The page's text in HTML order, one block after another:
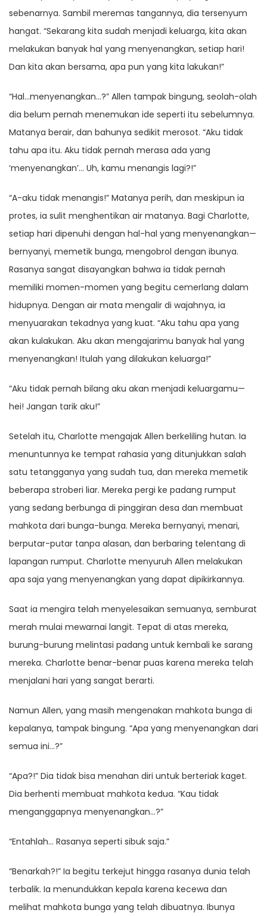
sebenarnya. Sambil meremas tangannya, dia tersenyum
hangat. “Sekarang kita sudah menjadi keluarga, kita akan
melakukan banyak hal yang menyenangkan, setiap hari!
Dan kita akan bersama, apa pun yang kita lakukan!”
“Hal…menyenangkan…?” Allen tampak bingung, seolah-olah
dia belum pernah menemukan ide seperti itu sebelumnya.
Matanya berair, dan bahunya sedikit merosot. “Aku tidak
tahu apa itu. Aku tidak pernah merasa ada yang
‘menyenangkan’… Uh, kamu menangis lagi?!”
“A-aku tidak menangis!” Matanya perih, dan meskipun ia
protes, ia sulit menghentikan air matanya. Bagi Charlotte,
setiap hari dipenuhi dengan hal-hal yang menyenangkan—
bernyanyi, memetik bunga, mengobrol dengan ibunya.
Rasanya sangat disayangkan bahwa ia tidak pernah
memiliki momen-momen yang begitu cemerlang dalam
hidupnya. Dengan air mata mengalir di wajahnya, ia
menyuarakan tekadnya yang kuat. “Aku tahu apa yang
akan kulakukan. Aku akan mengajarimu banyak hal yang
menyenangkan! Itulah yang dilakukan keluarga!”
“Aku tidak pernah bilang aku akan menjadi keluargamu—
hei! Jangan tarik aku!”
Setelah itu, Charlotte mengajak Allen berkeliling hutan. Ia
menuntunnya ke tempat rahasia yang ditunjukkan salah
satu tetangganya yang sudah tua, dan mereka memetik
beberapa stroberi liar. Mereka pergi ke padang rumput
yang sedang berbunga di pinggiran desa dan membuat
mahkota dari bunga-bunga. Mereka bernyanyi, menari,
berputar-putar tanpa alasan, dan berbaring telentang di
lapangan rumput. Charlotte menyuruh Allen melakukan
apa saja yang menyenangkan yang dapat dipikirkannya.
Saat ia mengira telah menyelesaikan semuanya, semburat
merah mulai mewarnai langit. Tepat di atas mereka,
burung-burung melintasi padang untuk kembali ke sarang
mereka. Charlotte benar-benar puas karena mereka telah
menjalani hari yang sangat berarti.
Namun Allen, yang masih mengenakan mahkota bunga di
kepalanya, tampak bingung. “Apa yang menyenangkan dari
semua ini…?”
“Apa?!” Dia tidak bisa menahan diri untuk berteriak kaget.
Dia berhenti membuat mahkota kedua. “Kau tidak
menganggapnya menyenangkan…?”
“Entahlah… Rasanya seperti sibuk saja.”
“Benarkah?!” Ia begitu terkejut hingga rasanya dunia telah
terbalik. Ia menundukkan kepala karena kecewa dan
melihat mahkota bunga yang telah dibuatnya. Ibunya